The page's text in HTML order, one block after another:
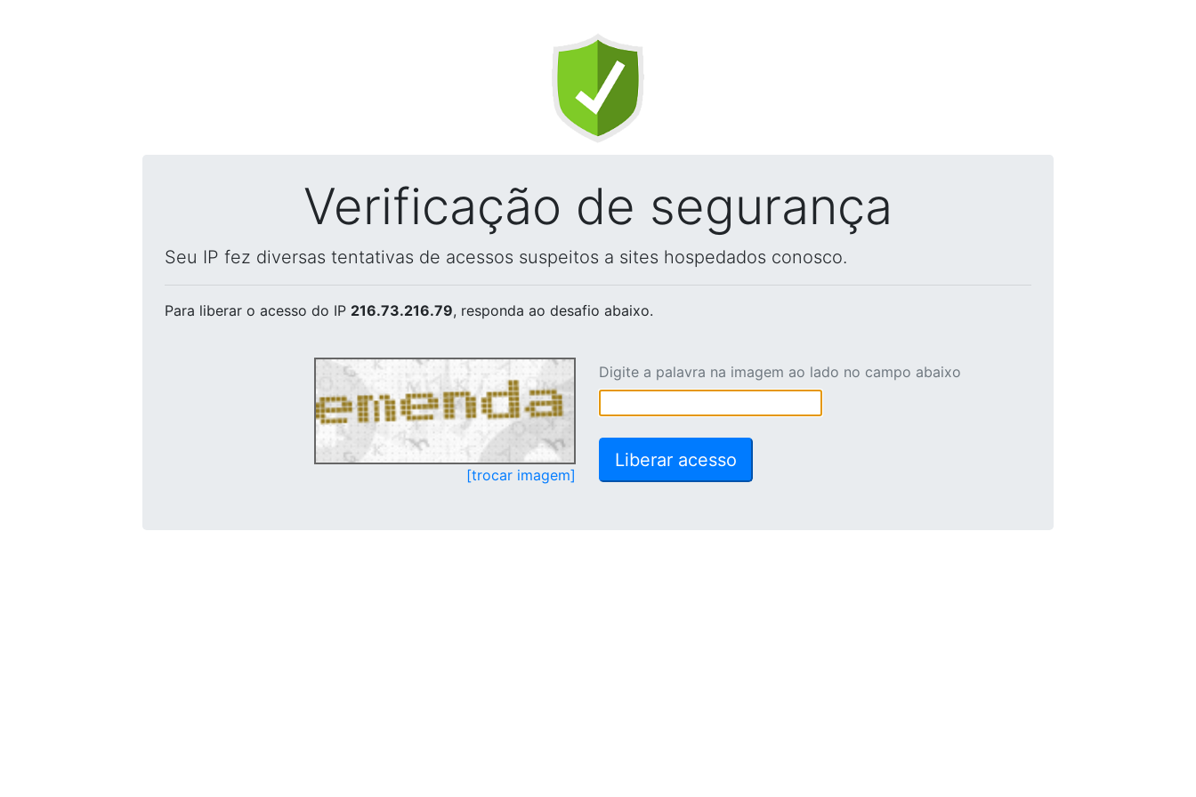
Verificação de segurança
Seu IP fez diversas tentativas de acessos suspeitos a sites hospedados conosco.
Para liberar o acesso do IP 216.73.216.79, responda ao desafio abaixo.
[trocar imagem]
Digite a palavra na imagem ao lado no campo abaixo